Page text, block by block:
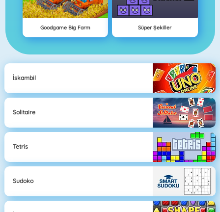
Goodgame Big Farm Süper Şekiller
İskambil
Solitaire
Tetris
Sudoko